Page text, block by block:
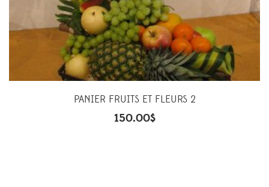
PANIER FRUITS ET FLEURS 2
150.00$